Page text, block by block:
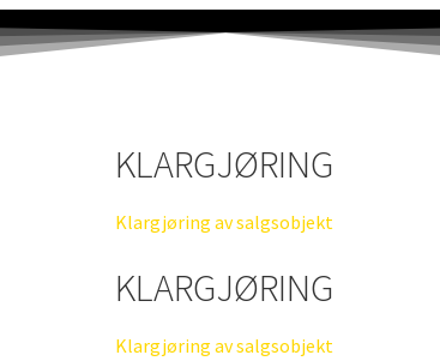
KLARGJØRING
Klargjøring av salgsobjekt
KLARGJØRING
Klargjøring av salgsobjekt